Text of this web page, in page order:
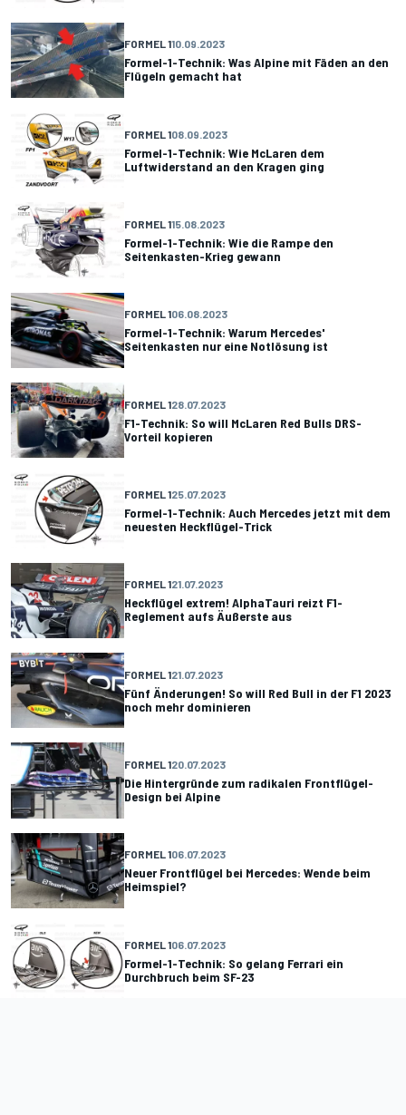
FORMEL 110.09.2023
Formel-1-Technik: Was Alpine mit Fäden an den
Flügeln gemacht hat
FORMEL 108.09.2023
Formel-1-Technik: Wie McLaren dem
Luftwiderstand an den Kragen ging
FORMEL 115.08.2023
Formel-1-Technik: Wie die Rampe den
Seitenkasten-Krieg gewann
FORMEL 106.08.2023
Formel-1-Technik: Warum Mercedes'
Seitenkasten nur eine Notlösung ist
FORMEL 128.07.2023
F1-Technik: So will McLaren Red Bulls DRS-
Vorteil kopieren
FORMEL 125.07.2023
Formel-1-Technik: Auch Mercedes jetzt mit dem
neuesten Heckflügel-Trick
FORMEL 121.07.2023
Heckflügel extrem! AlphaTauri reizt F1-
Reglement aufs Äußerste aus
FORMEL 121.07.2023
Fünf Änderungen! So will Red Bull in der F1 2023
noch mehr dominieren
FORMEL 120.07.2023
Die Hintergründe zum radikalen Frontflügel-
Design bei Alpine
FORMEL 106.07.2023
Neuer Frontflügel bei Mercedes: Wende beim
Heimspiel?
FORMEL 106.07.2023
Formel-1-Technik: So gelang Ferrari ein
Durchbruch beim SF-23